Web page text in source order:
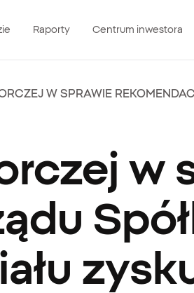
Raporty Centrum inwestora
W SPRAWIE
w